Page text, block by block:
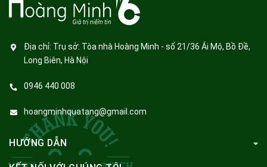
Địa chỉ: Trụ sở: Tòa nhà Hoàng Minh - số 21/36 Ái Mộ, Bồ Đề,
Long Biên, Hà Nội
0946 440 008
hoangminhquatang@gmail.com
HƯỚNG DẪN